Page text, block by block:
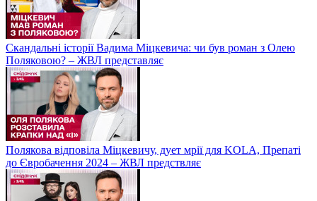
Скандальні історії Вадима Міцкевича: чи був роман з Олею
Поляковою? – ЖВЛ представляє
Полякова відповіла Міцкевичу, дует мрії для KOLA, Препаті
до Євробачення 2024 – ЖВЛ предствляє